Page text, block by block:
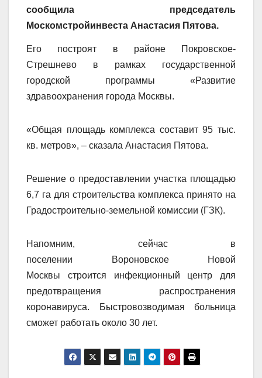
сообщила председатель
Москомстройинвеста Анастасия Пятова.
Его построят в районе Покровское-
Стрешнево в рамках государственной
городской программы «Развитие
здравоохранения города Москвы.
«Общая площадь комплекса составит 95 тыс.
кв. метров», – сказала Анастасия Пятова.
Решение о предоставлении участка площадью
6,7 га для строительства комплекса принято на
Градостроительно-земельной комиссии (ГЗК).
Напомним, сейчас в
поселении Вороновское Новой
Москвы строится инфекционный центр для
предотвращения распространения
коронавируса. Быстровозводимая больница
сможет работать около 30 лет.